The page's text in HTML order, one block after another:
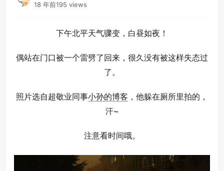
18 年前195 views
下午北平天气骤变，白昼如夜！
偶站在门口被一个雷劈了回来，很久没有被这样失态过
了。
照片选自超敬业同事小孙的博客 ，他躲在厕所里拍的，
汗~
注意看时间哦。